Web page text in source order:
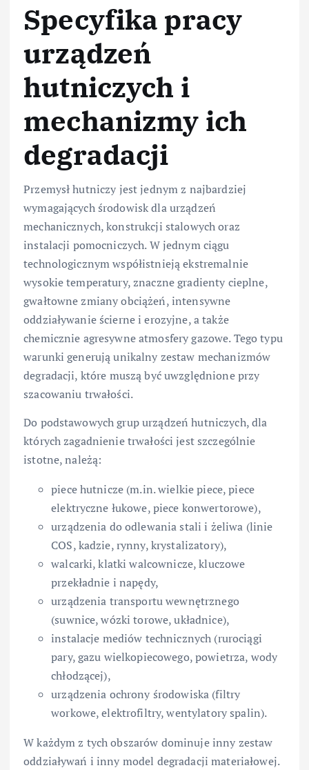
Specyfika pracy
urządzeń
hutniczych i
mechanizmy ich
degradacji
Przemysł hutniczy jest jednym z najbardziej
wymagających środowisk dla urządzeń
mechanicznych, konstrukcji stalowych oraz
instalacji pomocniczych. W jednym ciągu
technologicznym współistnieją ekstremalnie
wysokie temperatury, znaczne gradienty cieplne,
gwałtowne zmiany obciążeń, intensywne
oddziaływanie ścierne i erozyjne, a także
chemicznie agresywne atmosfery gazowe. Tego typu
warunki generują unikalny zestaw mechanizmów
degradacji, które muszą być uwzględnione przy
szacowaniu trwałości.
Do podstawowych grup urządzeń hutniczych, dla
których zagadnienie trwałości jest szczególnie
istotne, należą:
piece hutnicze (m.in. wielkie piece, piece
elektryczne łukowe, piece konwertorowe),
urządzenia do odlewania stali i żeliwa (linie
COS, kadzie, rynny, krystalizatory),
walcarki, klatki walcownicze, kluczowe
przekładnie i napędy,
urządzenia transportu wewnętrznego
(suwnice, wózki torowe, układnice),
instalacje mediów technicznych (rurociągi
pary, gazu wielkopiecowego, powietrza, wody
chłodzącej),
urządzenia ochrony środowiska (filtry
workowe, elektrofiltry, wentylatory spalin).
W każdym z tych obszarów dominuje inny zestaw
oddziaływań i inny model degradacji materiałowej.